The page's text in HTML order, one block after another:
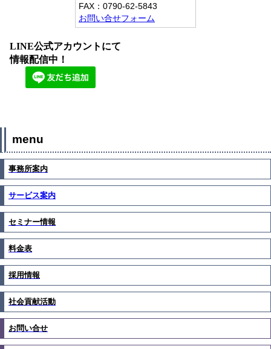
FAX： 0790-62-5843
お問い合せフォーム
LINE公式アカウントにて
情報配信中！
menu
事務所案内
サービス案内
セミナー情報
料金表
採用情報
社会貢献活動
お問い合せ